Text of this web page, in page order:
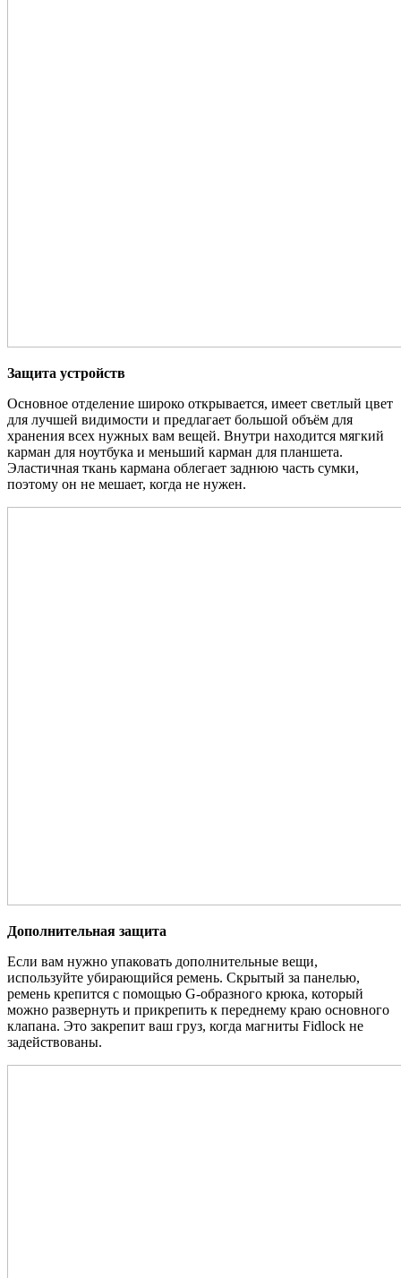
Защита устройств
Основное отделение широко открывается, имеет светлый цвет
для лучшей видимости и предлагает большой объём для
хранения всех нужных вам вещей. Внутри находится мягкий
карман для ноутбука и меньший карман для планшета.
Эластичная ткань кармана облегает заднюю часть сумки,
поэтому он не мешает, когда не нужен.
Дополнительная защита
Если вам нужно упаковать дополнительные вещи,
используйте убирающийся ремень. Скрытый за панелью,
ремень крепится с помощью G-образного крюка, который
можно развернуть и прикрепить к переднему краю основного
клапана. Это закрепит ваш груз, когда магниты Fidlock не
задействованы.